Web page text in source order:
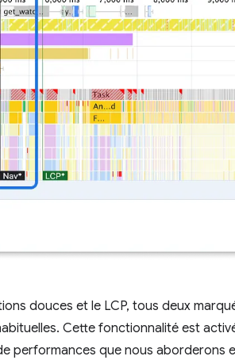
douces et le LCP, tous deux
Cette fonctionnalité est
performances que nous aborderons